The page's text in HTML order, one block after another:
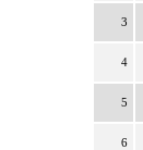
3
4
5
6